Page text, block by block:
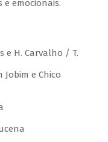
e emocionais.
e H. Carvalho / T.
Jobim e Chico